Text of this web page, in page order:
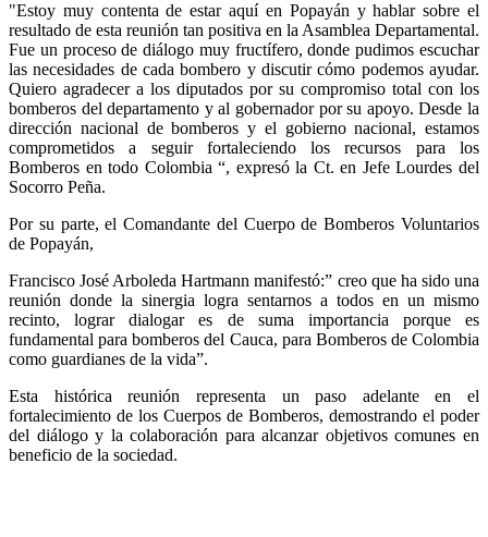
"Estoy muy contenta de estar aquí en Popayán y hablar sobre el
resultado de esta reunión tan positiva en la Asamblea Departamental.
Fue un proceso de diálogo muy fructífero, donde pudimos escuchar
las necesidades de cada bombero y discutir cómo podemos ayudar.
Quiero agradecer a los diputados por su compromiso total con los
bomberos del departamento y al gobernador por su apoyo. Desde la
dirección nacional de bomberos y el gobierno nacional, estamos
comprometidos a seguir fortaleciendo los recursos para los
Bomberos en todo Colombia “, expresó la Ct. en Jefe Lourdes del
Socorro Peña.
Por su parte, el Comandante del Cuerpo de Bomberos Voluntarios
de Popayán,
Francisco José Arboleda Hartmann manifestó:” creo que ha sido una
reunión donde la sinergia logra sentarnos a todos en un mismo
recinto, lograr dialogar es de suma importancia porque es
fundamental para bomberos del Cauca, para Bomberos de Colombia
como guardianes de la vida”.
Esta histórica reunión representa un paso adelante en el
fortalecimiento de los Cuerpos de Bomberos, demostrando el poder
del diálogo y la colaboración para alcanzar objetivos comunes en
beneficio de la sociedad.